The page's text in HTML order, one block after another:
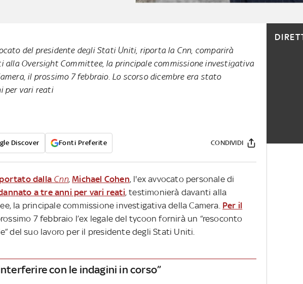
del presidente degli Stati Uniti, riporta la Cnn, comparirà
alla Oversight Committee, la principale commissione investigativa
il prossimo 7 febbraio. Lo scorso dicembre era stato
per vari reati
Discover Fonti Preferite CONDIVIDI
dalla Cnn,Michael Cohen, l'ex avvocato personale di
a tre anni per vari reati, testimonierà davanti alla
la principale commissione investigativa della Camera. Per il
7 febbraio l’ex legale del tycoon fornirà un “resoconto
del suo lavoro per il presidente degli Stati Uniti.
con le indagini in corso”